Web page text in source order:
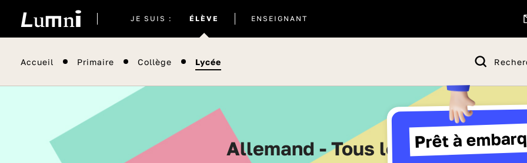
JE SUIS : ÉLÈVE
actuel
ENSEIGNANT
Accueil Primaire Collège Lycée
Prêt à
Allemand - Tous les quiz de